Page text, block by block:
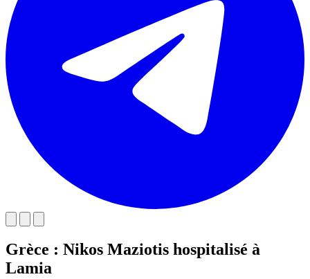
Grèce : Nikos Maziotis hospitalisé à
Lamia